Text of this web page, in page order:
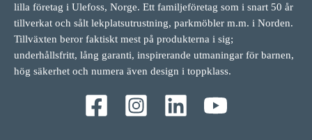
lilla företag i Ulefoss, Norge. Ett familjeföretag som i snart 50 år
tillverkat och sålt lekplatsutrustning, parkmöbler m.m. i Norden.
Tillväxten beror faktiskt mest på produkterna i sig;
underhållsfritt, lång garanti, inspirerande utmaningar för barnen,
hög säkerhet och numera även design i toppklass.